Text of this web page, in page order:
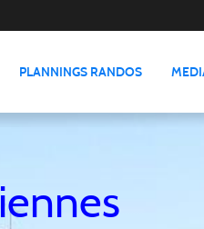
PLANNINGS RANDOS